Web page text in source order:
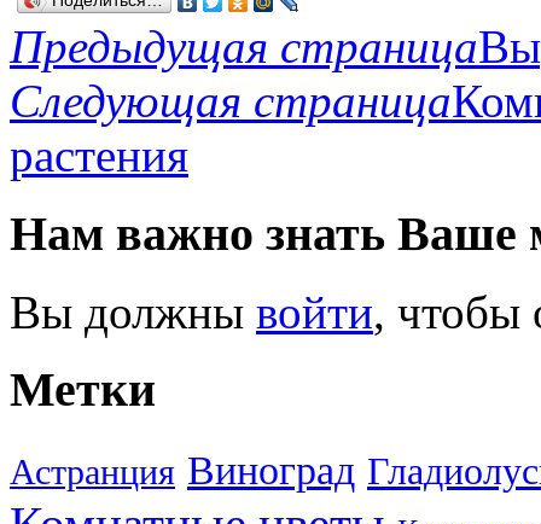
Предыдущая страница
Следующая страница
растения
Нам важно знать Ваше
Вы должны войти, чтобы
Метки
Астранция Виноград